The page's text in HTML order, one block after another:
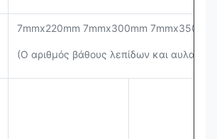
7mmx220mm 7mmx300mm 7mmx350mm
(Ο αριθμός βάθους λεπίδων και